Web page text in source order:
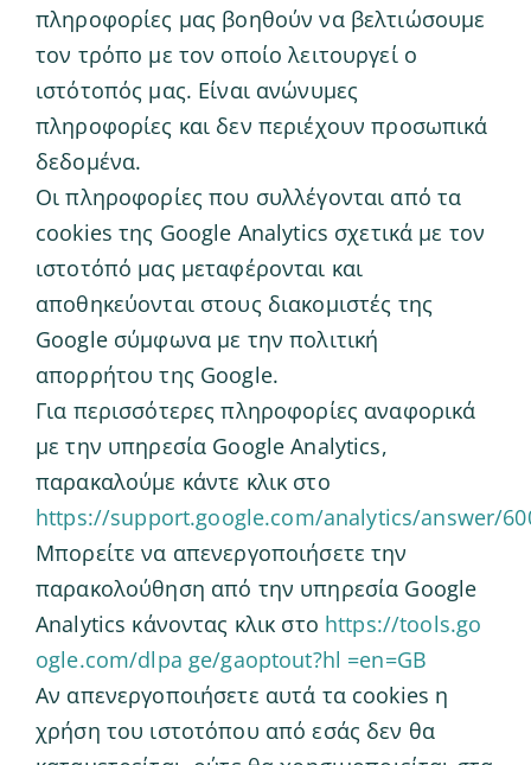
πληροφορίες μας βοηθούν να βελτιώσουμε
τον τρόπο με τον οποίο λειτουργεί ο
ιστότοπός μας. Είναι ανώνυμες
πληροφορίες και δεν περιέχουν προσωπικά
δεδομένα.
Οι πληροφορίες που συλλέγονται από τα
cookies της Google Analytics σχετικά με τον
ιστοτόπό μας μεταφέρονται και
αποθηκεύονται στους διακομιστές της
Google σύμφωνα με την πολιτική
απορρήτου της Google.
Για περισσότερες πληροφορίες αναφορικά
με την υπηρεσία Google Analytics,
παρακαλούμε κάντε κλικ στο
https://support.google.com/analytics/answer/
Μπορείτε να απενεργοποιήσετε την
παρακολούθηση από την υπηρεσία Google
Analytics κάνοντας κλικ στο https://tools.go
ogle.com/dlpa ge/gaoptout?hl =en=GB
Αν απενεργοποιήσετε αυτά τα cookies η
χρήση του ιστοτόπου από εσάς δεν θα